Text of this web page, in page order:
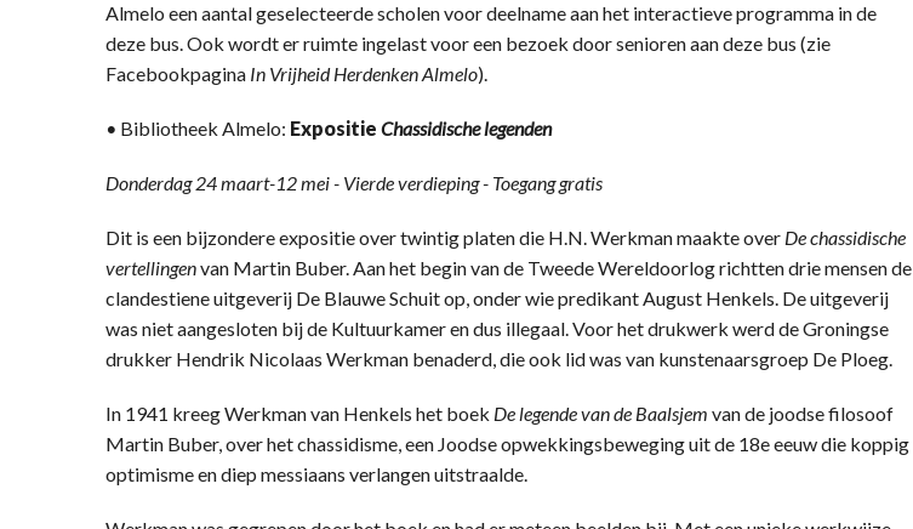
Almelo een aantal geselecteerde scholen voor deelname aan het interactieve programma in de
deze bus. Ook wordt er ruimte ingelast voor een bezoek door senioren aan deze bus (zie
Facebookpagina In Vrijheid Herdenken Almelo).
• Bibliotheek Almelo: Expositie Chassidische legenden
Donderdag 24 maart-12 mei - Vierde verdieping - Toegang gratis
Dit is een bijzondere expositie over twintig platen die H.N. Werkman maakte over De chassidische
vertellingenvan Martin Buber. Aan het begin van de Tweede Wereldoorlog richtten drie mensen de
clandestiene uitgeverij De Blauwe Schuit op, onder wie predikant August Henkels. De uitgeverij
was niet aangesloten bij de Kultuurkamer en dus illegaal. Voor het drukwerk werd de Groningse
drukker Hendrik Nicolaas Werkman benaderd, die ook lid was van kunstenaarsgroep De Ploeg.
In 1941 kreeg Werkman van Henkels het boek De legende van de Baalsjem van de joodse filosoof
Martin Buber, over het chassidisme, een Joodse opwekkingsbeweging uit de 18e eeuw die koppig
optimisme en diep messiaans verlangen uitstraalde.